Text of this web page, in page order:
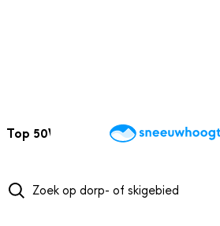
Top 50Webcams Wintersportweer